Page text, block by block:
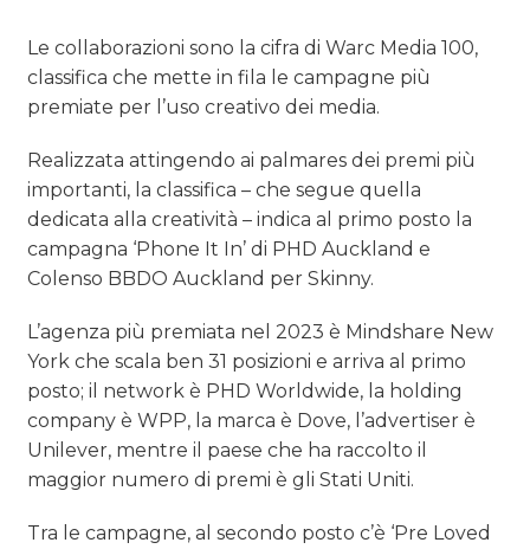
Le collaborazioni sono la cifra di Warc Media 100,
classifica che mette in fila le campagne più
premiate per l’uso creativo dei media.
Realizzata attingendo ai palmares dei premi più
importanti, la classifica – che segue quella
dedicata alla creatività – indica al primo posto la
campagna ‘Phone It In’ di PHD Auckland e
Colenso BBDO Auckland per Skinny.
L’agenza più premiata nel 2023 è Mindshare New
York che scala ben 31 posizioni e arriva al primo
posto; il network è PHD Worldwide, la holding
company è WPP, la marca è Dove, l’advertiser è
Unilever, mentre il paese che ha raccolto il
maggior numero di premi è gli Stati Uniti.
Tra le campagne, al secondo posto c’è ‘Pre Loved